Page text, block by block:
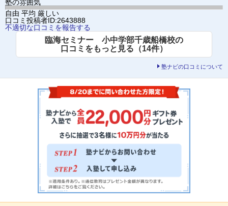
塾の雰囲気
自由 平均 厳しい
口コミ投稿者ID:2643888
不適切な口コミを報告する
臨海セミナー 小中学部千歳船橋校の
口コミをもっと見る（14件）
塾ナビの口コミについて